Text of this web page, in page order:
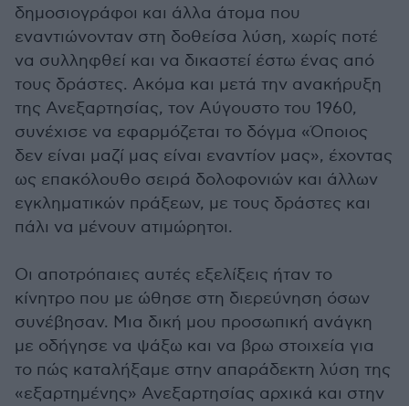
δημοσιογράφοι και άλλα άτομα που
εναντιώνονταν στη δοθείσα λύση, χωρίς ποτέ
να συλληφθεί και να δικαστεί έστω ένας από
τους δράστες. Ακόμα και μετά την ανακήρυξη
της Ανεξαρτησίας, τον Αύγουστο του 1960,
συνέχισε να εφαρμόζεται το δόγμα «Όποιος
δεν είναι μαζί μας είναι εναντίον μας», έχοντας
ως επακόλουθο σειρά δολοφονιών και άλλων
εγκληματικών πράξεων, με τους δράστες και
πάλι να μένουν ατιμώρητοι.
Οι αποτρόπαιες αυτές εξελίξεις ήταν το
κίνητρο που με ώθησε στη διερεύνηση όσων
συνέβησαν. Μια δική μου προσωπική ανάγκη
με οδήγησε να ψάξω και να βρω στοιχεία για
το πώς καταλήξαμε στην απαράδεκτη λύση της
«εξαρτημένης» Ανεξαρτησίας αρχικά και στην